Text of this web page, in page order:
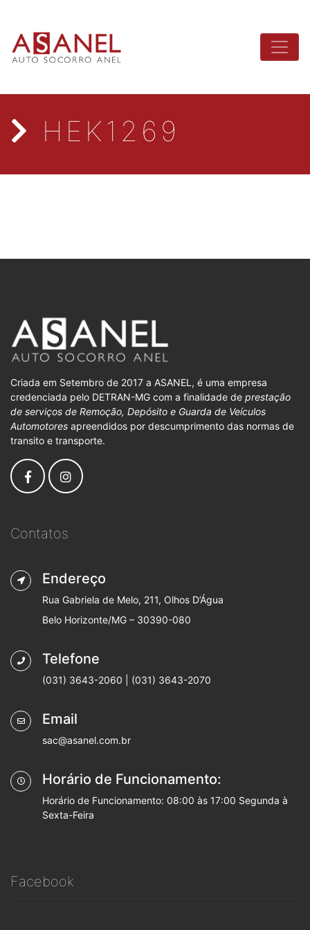
HEK1269
Criada em Setembro de 2017 a ASANEL, é uma empresa
credenciada pelo DETRAN-MG com a finalidade de prestação
de serviços de Remoção, Depósito e Guarda de Veículos
Automotores apreendidos por descumprimento das normas de
transito e transporte.
Contatos
Endereço
Rua Gabriela de Melo, 211, Olhos D’Água
Belo Horizonte/MG – 30390-080
Telefone
(031) 3643-2060 | (031) 3643-2070
Email
sac@asanel.com.br
Horário de Funcionamento:
Horário de Funcionamento: 08:00 às 17:00 Segunda à
Sexta-Feira
Facebook